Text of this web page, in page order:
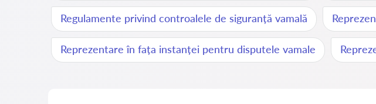
Regulamente privind controalele de siguranță vamală
Reprezentare în fața instanței pentru disputele vamale